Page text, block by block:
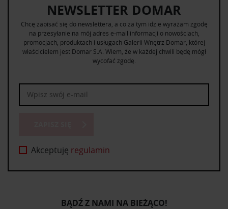
NEWSLETTER DOMAR
Chcę zapisać się do newslettera, a co za tym idzie wyrażam zgodę
na przesyłanie na mój adres e-mail informacji o nowościach,
promocjach, produktach i usługach Galerii Wnętrz Domar, której
właścicielem jest Domar S.A. Wiem, że w każdej chwili będę mógł
wycofać zgodę.
Akceptuję regulamin
BĄDŹ Z NAMI NA BIEŻĄCO!